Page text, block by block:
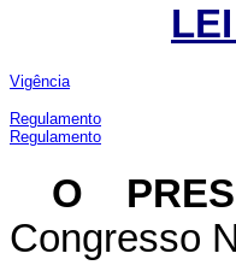
Vigência
Regulamento
Regulamento
O
Congresso